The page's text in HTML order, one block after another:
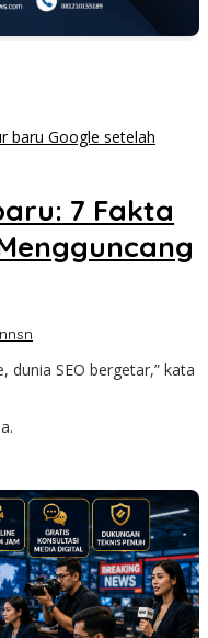
7 Fakta
dunia SEO bergetar,” kata